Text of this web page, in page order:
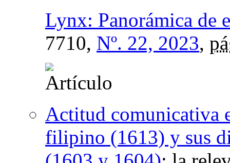
Lynx: Panorámica de
7710, Nº. 22, 2023,
Actitud comunicativa
filipino (1613) y sus